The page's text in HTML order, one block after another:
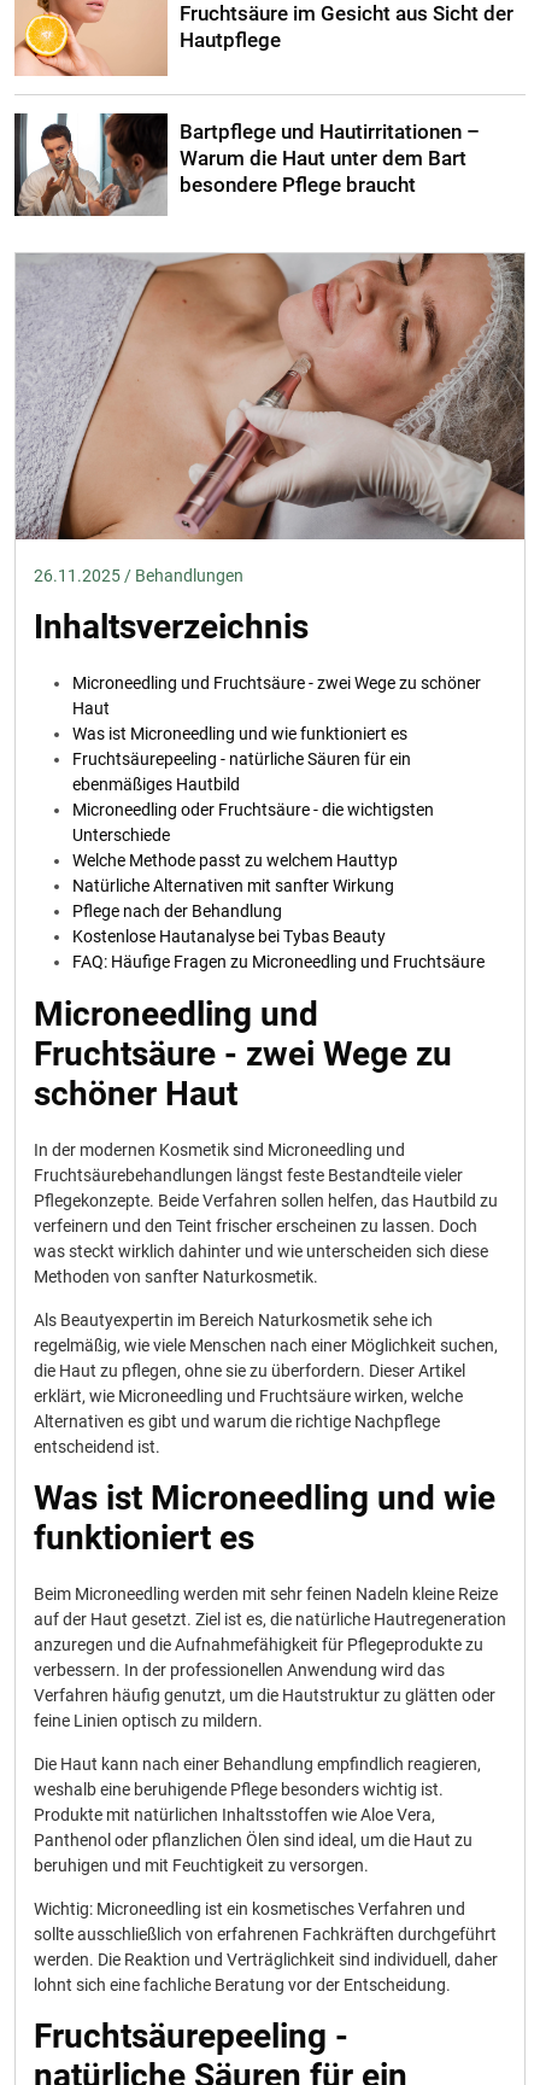
Fruchtsäure im Gesicht aus Sicht der
Hautpflege
Bartpflege und Hautirritationen –
Warum die Haut unter dem Bart
besondere Pflege braucht
26.11.2025 / Behandlungen
Inhaltsverzeichnis
Microneedling und Fruchtsäure - zwei Wege zu schöner
Haut
Was ist Microneedling und wie funktioniert es
Fruchtsäurepeeling - natürliche Säuren für ein
ebenmäßiges Hautbild
Microneedling oder Fruchtsäure - die wichtigsten
Unterschiede
Welche Methode passt zu welchem Hauttyp
Natürliche Alternativen mit sanfter Wirkung
Pflege nach der Behandlung
Kostenlose Hautanalyse bei Tybas Beauty
FAQ: Häufige Fragen zu Microneedling und Fruchtsäure
Microneedling und
Fruchtsäure - zwei Wege zu
schöner Haut
In der modernen Kosmetik sind Microneedling und
Fruchtsäurebehandlungen längst feste Bestandteile vieler
Pflegekonzepte. Beide Verfahren sollen helfen, das Hautbild zu
verfeinern und den Teint frischer erscheinen zu lassen. Doch
was steckt wirklich dahinter und wie unterscheiden sich diese
Methoden von sanfter Naturkosmetik.
Als Beautyexpertin im Bereich Naturkosmetik sehe ich
regelmäßig, wie viele Menschen nach einer Möglichkeit suchen,
die Haut zu pflegen, ohne sie zu überfordern. Dieser Artikel
erklärt, wie Microneedling und Fruchtsäure wirken, welche
Alternativen es gibt und warum die richtige Nachpflege
entscheidend ist.
Was ist Microneedling und wie
funktioniert es
Beim Microneedling werden mit sehr feinen Nadeln kleine Reize
auf der Haut gesetzt. Ziel ist es, die natürliche Hautregeneration
anzuregen und die Aufnahmefähigkeit für Pflegeprodukte zu
verbessern. In der professionellen Anwendung wird das
Verfahren häufig genutzt, um die Hautstruktur zu glätten oder
feine Linien optisch zu mildern.
Die Haut kann nach einer Behandlung empfindlich reagieren,
weshalb eine beruhigende Pflege besonders wichtig ist.
Produkte mit natürlichen Inhaltsstoffen wie Aloe Vera,
Panthenol oder pflanzlichen Ölen sind ideal, um die Haut zu
beruhigen und mit Feuchtigkeit zu versorgen.
Wichtig: Microneedling ist ein kosmetisches Verfahren und
sollte ausschließlich von erfahrenen Fachkräften durchgeführt
werden. Die Reaktion und Verträglichkeit sind individuell, daher
lohnt sich eine fachliche Beratung vor der Entscheidung.
Fruchtsäurepeeling -
natürliche Säuren für ein